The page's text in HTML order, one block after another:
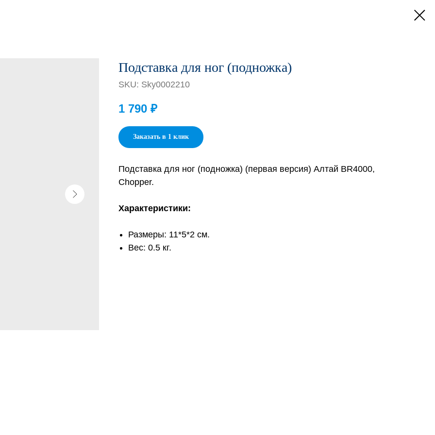
Подставка для ног (подножка)
SKU: Sky0002210
1 790 ₽
Заказать в 1 клик
Подставка для ног (подножка) (первая версия) Алтай BR4000,
Chopper.
Характеристики:
Размеры: 11*5*2 см.
Вес: 0.5 кг.